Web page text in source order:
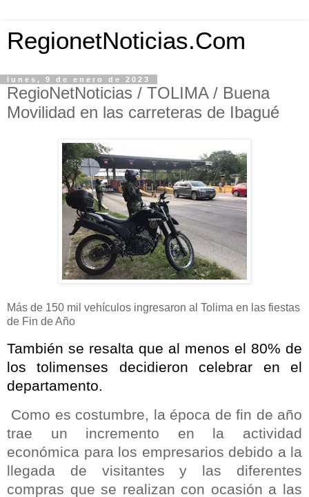
RegionetNoticias.Com
lunes, 9 de enero de 2023
RegioNetNoticias / TOLIMA / Buena
Movilidad en las carreteras de Ibagué
Más de 150 mil vehículos ingresaron al Tolima en las fiestas
de Fin de Año
También se resalta que al menos el 80% de
los tolimenses decidieron celebrar en el
departamento.
Como es costumbre, la época de fin de año
trae un incremento en la actividad
económica para los empresarios debido a la
llegada de visitantes y las diferentes
compras que se realizan con ocasión a las